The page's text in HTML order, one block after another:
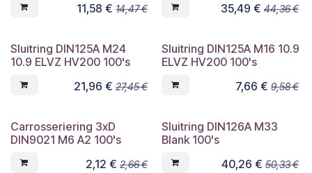
11,58 € 14,47€
35,49 € 44,36€
Sluitring DIN125A M24
10.9 ELVZ HV200 100's
21,96 € 27,45€
Sluitring DIN125A M16 10.9
ELVZ HV200 100's
7,66 € 9,58€
Carrosseriering 3xD
DIN9021 M6 A2 100's
2,12 € 2,66€
Sluitring DIN126A M33
Blank 100's
40,26 € 50,33€